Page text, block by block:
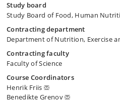
Study board
Study Board of Food, Human
Contracting department
Department of Nutrition, Exercise
Contracting faculty
Faculty of Science
Course Coordinators
Henrik Friis
Benedikte Grenov